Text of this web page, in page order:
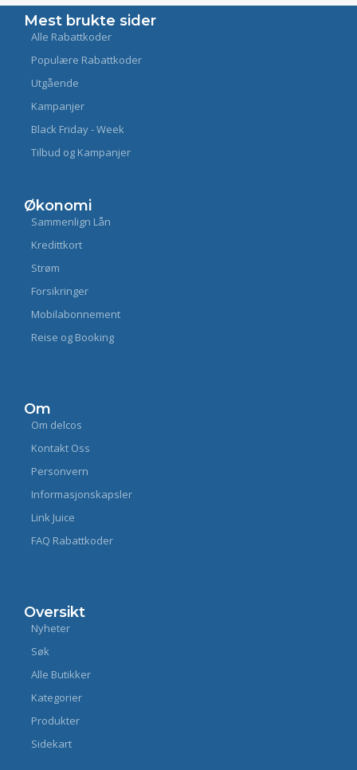
Mest brukte sider
Alle Rabattkoder
Populære Rabattkoder
Utgående
Kampanjer
Black Friday - Week
Tilbud og Kampanjer
Økonomi
Sammenlign Lån
Kredittkort
Strøm
Forsikringer
Mobilabonnement
Reise og Booking
Om
Om delcos
Kontakt Oss
Personvern
Informasjonskapsler
Link Juice
FAQ Rabattkoder
Oversikt
Nyheter
Søk
Alle Butikker
Kategorier
Produkter
Sidekart